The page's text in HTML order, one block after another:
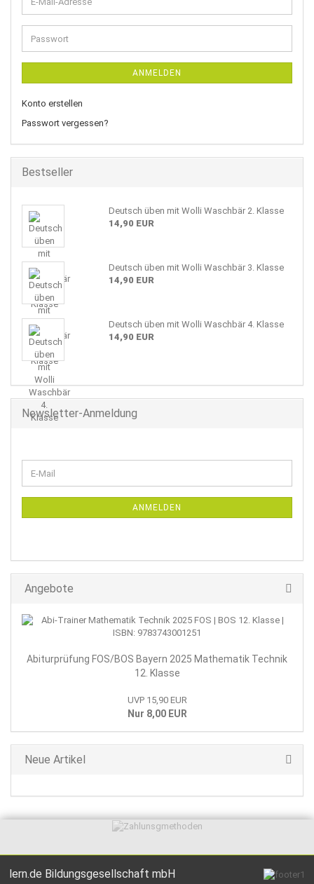
Mail-
Adresse
Passwort
ANMELDEN
Konto erstellen
Passwort vergessen?
Bestseller
Deutsch üben mit Wolli Waschbär 2. Klasse
14,90 EUR
Deutsch üben mit Wolli Waschbär 3. Klasse
14,90 EUR
Deutsch üben mit Wolli Waschbär 4. Klasse
14,90 EUR
Newsletter-Anmeldung
ZUR
E-
Mail
ANMELDEN
Angebote
Abiturprüfung FOS/BOS Bayern 2025 Mathematik Technik
12. Klasse
UVP 15,90 EUR
Nur 8,00 EUR
Neue Artikel
lern.de Bildungsgesellschaft mbH